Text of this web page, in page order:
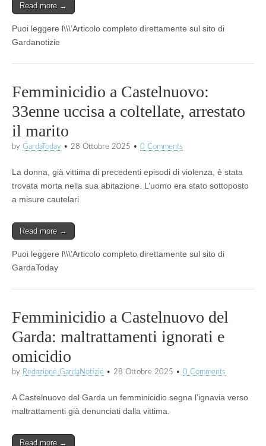
Read more →
Puoi leggere l\\\’Articolo completo direttamente sul sito di
Gardanotizie
Femminicidio a Castelnuovo:
33enne uccisa a coltellate, arrestato
il marito
by GardaToday • 28 Ottobre 2025 • 0 Comments
La donna, già vittima di precedenti episodi di violenza, è stata
trovata morta nella sua abitazione. L’uomo era stato sottoposto
a misure cautelari
Read more →
Puoi leggere l\\\’Articolo completo direttamente sul sito di
GardaToday
Femminicidio a Castelnuovo del
Garda: maltrattamenti ignorati e
omicidio
by Redazione GardaNotizie • 28 Ottobre 2025 • 0 Comments
A Castelnuovo del Garda un femminicidio segna l’ignavia verso
maltrattamenti già denunciati dalla vittima.
Read more →